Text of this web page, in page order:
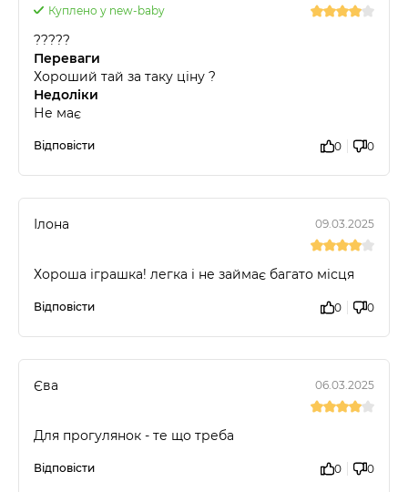
Куплено у new-baby
?????
Переваги
Хороший тай за таку ціну ?
Недоліки
Не має
Відповісти 0 0
Ілона 09.03.2025
Хороша іграшка! легка і не займає багато місця
Відповісти 0 0
Єва 06.03.2025
Для прогулянок - те що треба
Відповісти 0 0